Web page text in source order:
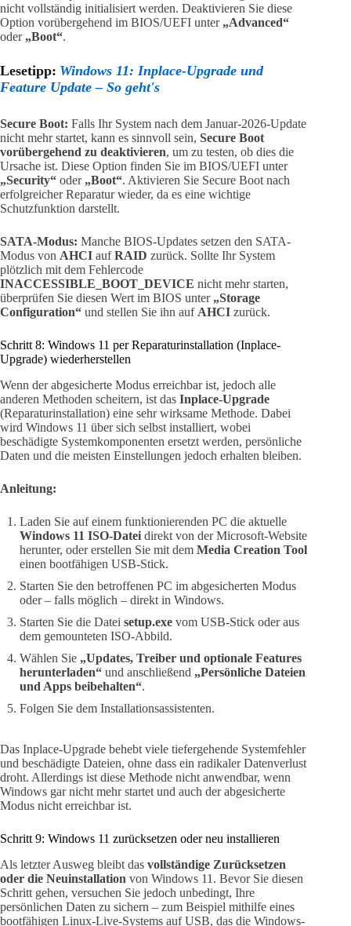
nicht vollständig initialisiert werden. Deaktivieren Sie diese
Option vorübergehend im BIOS/UEFI unter „Advanced“
oder „Boot“.
Lesetipp: Windows 11: Inplace-Upgrade und
Feature Update – So geht's
Secure Boot: Falls Ihr System nach dem Januar-2026-Update
nicht mehr startet, kann es sinnvoll sein, Secure Boot
vorübergehend zu deaktivieren, um zu testen, ob dies die
Ursache ist. Diese Option finden Sie im BIOS/UEFI unter
„Security“ oder „Boot“. Aktivieren Sie Secure Boot nach
erfolgreicher Reparatur wieder, da es eine wichtige
Schutzfunktion darstellt.
SATA-Modus: Manche BIOS-Updates setzen den SATA-
Modus von AHCI aufRAID zurück. Sollte Ihr System
plötzlich mit dem Fehlercode
INACCESSIBLE_BOOT_DEVICE nicht mehr starten,
überprüfen Sie diesen Wert im BIOS unter „Storage
Configuration“ und stellen Sie ihn auf AHCI zurück.
Schritt 8: Windows 11 per Reparaturinstallation (Inplace-
Upgrade) wiederherstellen
Wenn der abgesicherte Modus erreichbar ist, jedoch alle
anderen Methoden scheitern, ist das Inplace-Upgrade
(Reparaturinstallation) eine sehr wirksame Methode. Dabei
wird Windows 11 über sich selbst installiert, wobei
beschädigte Systemkomponenten ersetzt werden, persönliche
Daten und die meisten Einstellungen jedoch erhalten bleiben.
Anleitung:
Laden Sie auf einem funktionierenden PC die aktuelle
Windows 11 ISO-Datei direkt von der Microsoft-Website
herunter, oder erstellen Sie mit dem Media Creation Tool
einen bootfähigen USB-Stick.
Starten Sie den betroffenen PC im abgesicherten Modus
oder – falls möglich – direkt in Windows.
Starten Sie die Datei setup.exe vom USB-Stick oder aus
dem gemounteten ISO-Abbild.
Wählen Sie „Updates, Treiber und optionale Features
herunterladen“ und anschließend „Persönliche Dateien
und Apps beibehalten“.
Folgen Sie dem Installationsassistenten.
Das Inplace-Upgrade behebt viele tiefergehende Systemfehler
und beschädigte Dateien, ohne dass ein radikaler Datenverlust
droht. Allerdings ist diese Methode nicht anwendbar, wenn
Windows gar nicht mehr startet und auch der abgesicherte
Modus nicht erreichbar ist.
Schritt 9: Windows 11 zurücksetzen oder neu installieren
Als letzter Ausweg bleibt das vollständige Zurücksetzen
oder die Neuinstallation von Windows 11. Bevor Sie diesen
Schritt gehen, versuchen Sie jedoch unbedingt, Ihre
persönlichen Daten zu sichern – zum Beispiel mithilfe eines
bootfähigen Linux-Live-Systems auf USB, das die Windows-